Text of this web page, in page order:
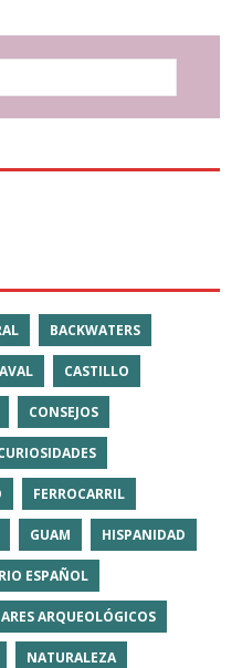
BACKWATERS
CASTILLO
CONSEJOS
FERROCARRIL
GUAM HISPANIDAD
ESPAÑOL
ARQUEOLÓGICOS
NATURALEZA